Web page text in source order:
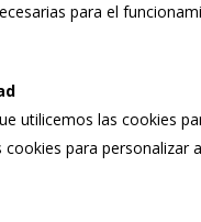
para el
utilicemos las cookies
para